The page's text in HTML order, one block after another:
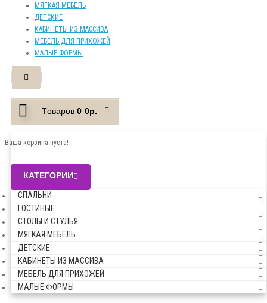
МЯГКАЯ МЕБЕЛЬ
ДЕТСКИЕ
КАБИНЕТЫ ИЗ МАССИВА
МЕБЕЛЬ ДЛЯ ПРИХОЖЕЙ
МАЛЫЕ ФОРМЫ
Tоваров 0 0р.
Ваша корзина пуста!
КАТЕГОРИИ
СПАЛЬНИ
ГОСТИНЫЕ
СТОЛЫ И СТУЛЬЯ
МЯГКАЯ МЕБЕЛЬ
ДЕТСКИЕ
КАБИНЕТЫ ИЗ МАССИВА
МЕБЕЛЬ ДЛЯ ПРИХОЖЕЙ
МАЛЫЕ ФОРМЫ